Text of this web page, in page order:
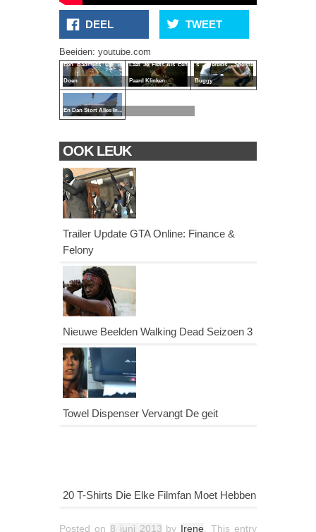
DEEL TWEET
Beelden: youtube.com
Snelste Manier Om
Een Badmuts Op Te
Doen
Laat Je Fiets Als Een
Paard Klinken
's Werelds Snelste
Buggy
En Dan Stort Alles In...
OOK LEUK
Trailer Update GTA Online: Finance &
Felony
Nieuwe Beelden Walking Dead Seizoen 3
Towel Dispenser Vervangt De geit
20 T-Shirts Die Elke Filmfan Moet Hebben
Posted on 8 juni 2013 by Irene . This entry